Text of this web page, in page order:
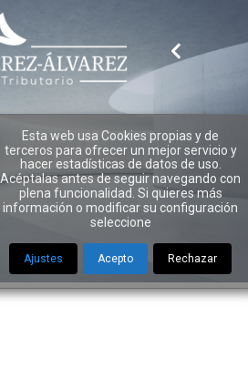
Esta web usa Cookies propias y de
terceros para ofrecer un mejor servicio y
hacer estadísticas de datos de uso.
Acéptalas antes de seguir navegando con
plena funcionalidad. Si quieres más
información o modificar su configuración
seleccione
Ajustes Acepto Rechazar